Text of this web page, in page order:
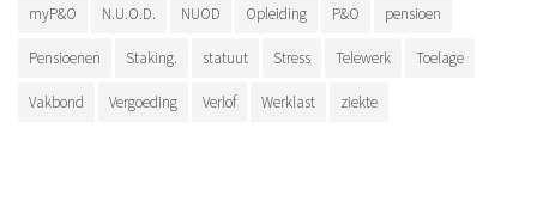
myP&O N.U.O.D. NUOD Opleiding P&O pensioen
Pensioenen Staking. statuut Stress Telewerk Toelage
Vakbond Vergoeding Verlof Werklast ziekte